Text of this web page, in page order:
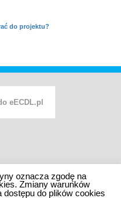
do projektu?
eECDL.pl
prywatności
Polska
oznacza zgodę na
Zmiany warunków
do plików cookies